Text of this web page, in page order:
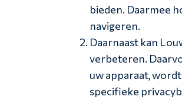
bieden. Daarmee
navigeren.
Daarnaast kan
verbeteren.
uw apparaat,
specifieke